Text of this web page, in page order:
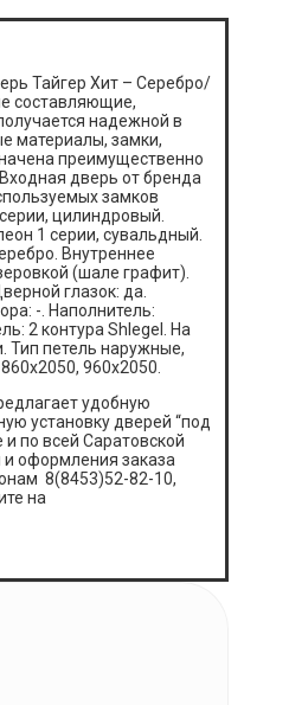
Тайгер Хит – Серебро/
составляющие,
надежной в
материалы, замки,
преимущественно
дверь от бренда
замков
цилиндровый.
1 серии, сувальдный.
Внутреннее
(шале графит).
глазок: да.
-. Наполнитель:
2 контура Shlegel. На
Тип петель наружные,
960х2050.
удобную
установку дверей “под
по всей Саратовской
оформления заказа
8(8453)52-82-10,
на